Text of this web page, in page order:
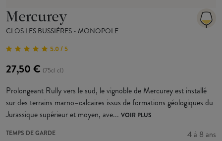
Mercurey
CLOS LES BUSSIÈRES - MONOPOLE
5.0 / 5
27,50 € (75cl cl)
Prolongeant Rully vers le sud, le vignoble de Mercurey est installé
sur des terrains marno–calcaires issus de formations géologiques du
Jurassique supérieur et moyen, ave... VOIR PLUS
TEMPS DE GARDE
4 à 8 ans